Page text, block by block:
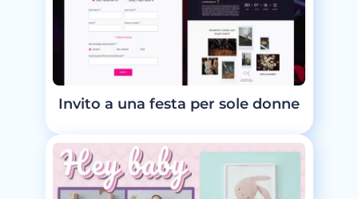
Invito a una festa per sole donne